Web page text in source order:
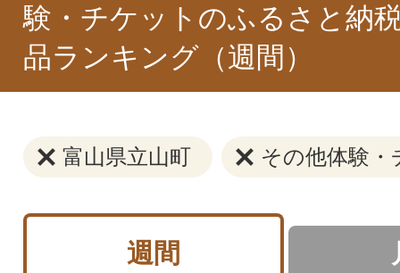
験・チケットのふるさと納
品ランキング（週間）
富山県立山町 その他体験・
週間